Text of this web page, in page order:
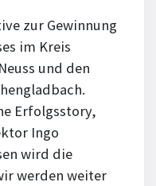
zur Gewinnung
im Kreis
und den
Erfolgsstory,
Ingo
wird die
werden weiter